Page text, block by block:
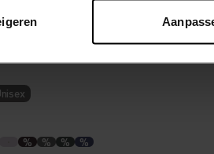
% % % %